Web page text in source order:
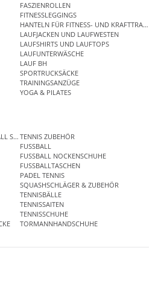
FASZIENROLLEN
FITNESSLEGGINGS
HANTELN FÜR FITNESS- UND
LAUFJACKEN UND LAUFWESTEN
LAUFSHIRTS UND LAUFTOPS
LAUFUNTERWÄSCHE
LAUF BH
SPORTRUCKSÄCKE
TRAININGSANZÜGE
YOGA & PILATES
SETSTENNIS ZUBEHÖR
FUSSBALL
FUSSBALL NOCKENSCHUHE
FUSSBALLTASCHEN
PADEL TENNIS
SQUASHSCHLÄGER & ZUBEHÖR
TENNISBÄLLE
TENNISSAITEN
TENNISSCHUHE
TORMANNHANDSCHUHE